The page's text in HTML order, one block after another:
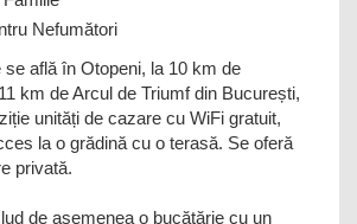
Nefumători
află în Otopeni, la 10 km de
km de Arcul de Triumf din București,
unități de cazare cu WiFi gratuit,
la o grădină cu o terasă. Se oferă
privată.
de asemenea o bucătărie cu un